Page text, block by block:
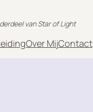
van Star of Light
Over MijContact